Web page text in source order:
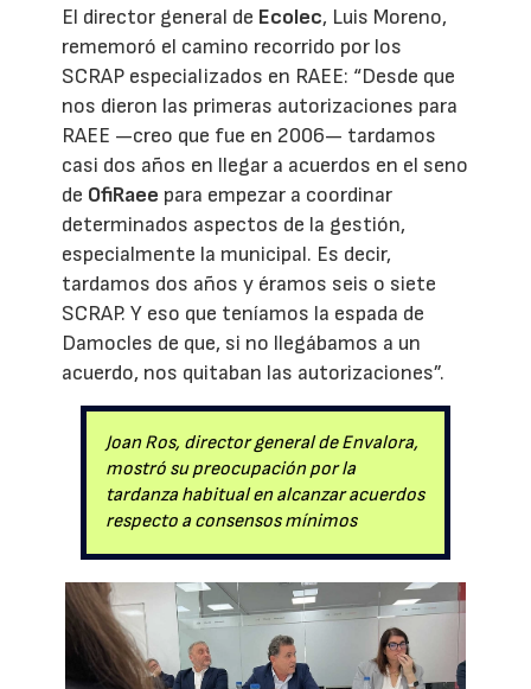
El director general de Ecolec, Luis Moreno,
rememoró el camino recorrido por los
SCRAP especializados en RAEE: “Desde que
nos dieron las primeras autorizaciones para
RAEE —creo que fue en 2006— tardamos
casi dos años en llegar a acuerdos en el seno
de OfiRaee para empezar a coordinar
determinados aspectos de la gestión,
especialmente la municipal. Es decir,
tardamos dos años y éramos seis o siete
SCRAP. Y eso que teníamos la espada de
Damocles de que, si no llegábamos a un
acuerdo, nos quitaban las autorizaciones”.
Joan Ros, director general de Envalora,
mostró su preocupación por la
tardanza habitual en alcanzar acuerdos
respecto a consensos mínimos